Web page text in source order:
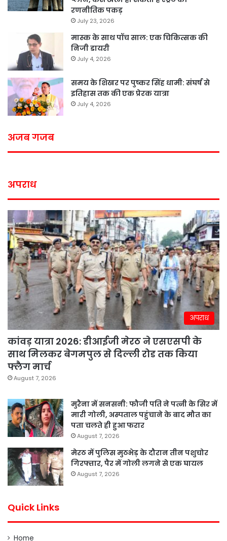
रणनीतिक पकड़
July 23, 2026
मास्क के साथ पॉच साल: एक चिकित्सक की
निजी डायरी
July 4, 2026
समय के शिखर पर पुष्कर सिंह धामी: संघर्ष से
इतिहास तक की एक प्रेरक यात्रा
July 4, 2026
अजब गजब
अपराध
अपराध
कांवड़ यात्रा 2026: डीआईजी मेरठ ने एसएसपी के
साथ मिलकर बेगमपुल से दिल्ली रोड तक किया
फ्लैग मार्च
August 7, 2026
मुरैना में सनसनी: फौजी पति ने पत्नी के सिर में
मारी गोली, अस्पताल पहुंचाने के बाद मौत का
पता चलते ही हुआ फरार
August 7, 2026
मेरठ में पुलिस मुठभेड़ के दौरान तीन पशुचोर
गिरफ्तार, पैर में गोली लगने से एक घायल
August 7, 2026
Quick Links
Home